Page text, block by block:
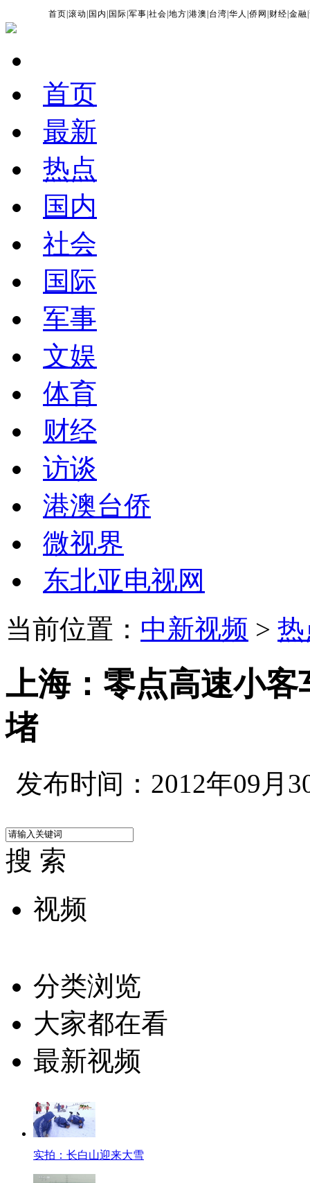
首页 |滚动 国内 国际 |军事 |社会 |地方 |港澳 台湾 |华人 |侨网 财经 |金融 |
首页
最新
热点
国内
社会
国际
军事
文娱
体育
财经
访谈
港澳台侨
微视界
东北亚电视网
当前位置： 中新视频 >
上海：零点高速小
堵
发布时间：2012年09月
搜 索
视频
分类浏览
大家都在看
最新视频
实拍：长白山迎来大雪